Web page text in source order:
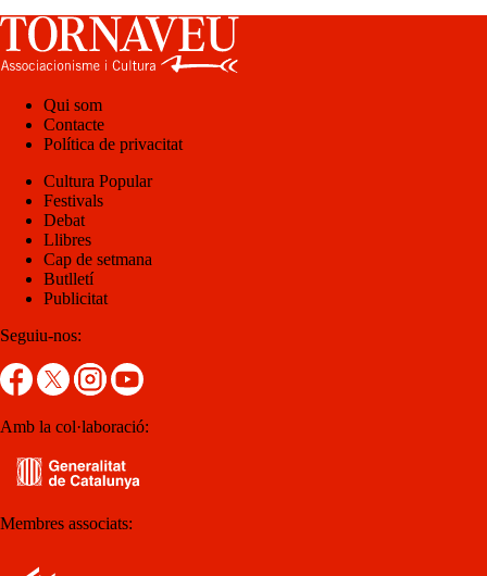
Qui som
Contacte
Política de privacitat
Cultura Popular
Festivals
Debat
Llibres
Cap de setmana
Butlletí
Publicitat
Seguiu-nos:
Amb la col·laboració:
Membres associats: